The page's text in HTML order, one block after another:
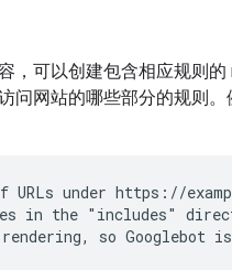
，可以创建包含相应规则
问网站的哪些部分的规则
under https://
in the "includes"
so Googlebot